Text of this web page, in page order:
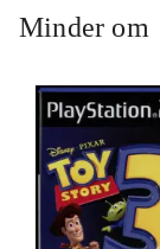
Minder om